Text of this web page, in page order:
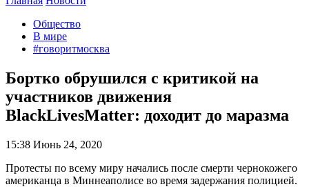
Общество
В мире
#говоритмосква
Бортко обрушился с критикой на
участников движения
BlackLivesMatter: доходит до маразма
15:38 Июнь 24, 2020
Протесты по всему миру начались после смерти чернокожего
американца в Миннеаполисе во время задержания полицией.